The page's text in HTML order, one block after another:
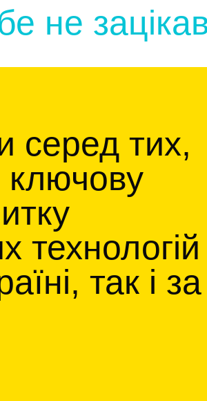
не
серед тих,
ключову
технологій
так і за